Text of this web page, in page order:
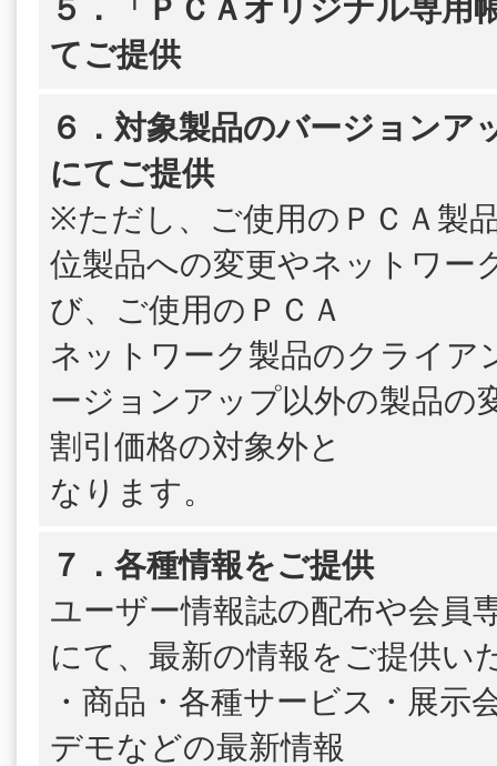
５．「ＰＣＡオリジナル専用
てご提供
６．対象製品のバージョンア
にてご提供
※ただし、ご使用のＰＣＡ製
位製品への変更やネットワー
び、ご使用のＰＣＡ
ネットワーク製品のクライア
ージョンアップ以外の製品の
割引価格の対象外と
なります。
７．各種情報をご提供
ユーザー情報誌の配布や会員
にて、最新の情報をご提供い
・商品・各種サービス・展示
デモなどの最新情報